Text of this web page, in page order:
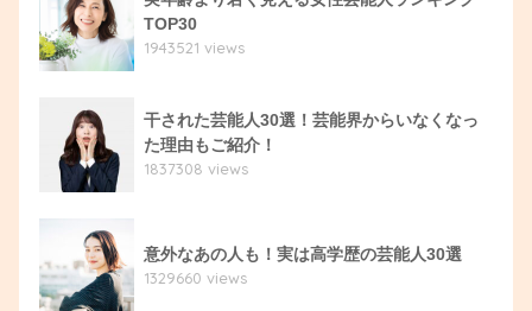
TOP30
1943521 views
干された芸能人30選！芸能界からいなくなっ
た理由もご紹介！
1837308 views
意外なあの人も！実は高学歴の芸能人30選
1329660 views